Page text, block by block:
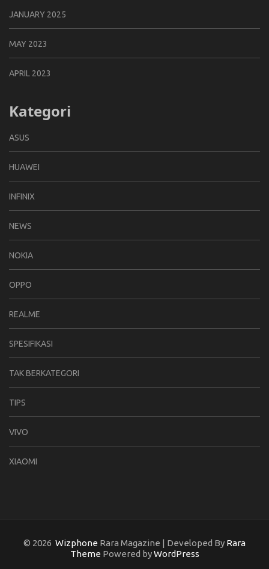
JANUARY 2025
MAY 2023
APRIL 2023
Kategori
ASUS
HUAWEI
INFINIX
NEWS
NOKIA
OPPO
REALME
SPESIFIKASI
TAK BERKATEGORI
TIPS
VIVO
XIAOMI
© 2026 Wizphone Rara Magazine | Developed By Rara
Theme Powered byWordPress